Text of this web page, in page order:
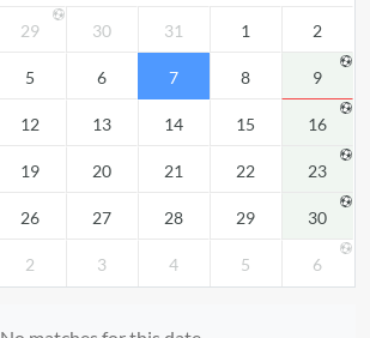
29 30 31 1 2
5 6 7 8 9
12 13 14 15 16
19 20 21 22 23
26 27 28 29 30
2 3 4 5 6